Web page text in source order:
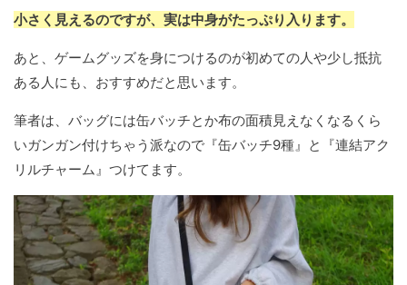
小さく見えるのですが、実は中身がたっぷり入ります。
あと、ゲームグッズを身につけるのが初めての人や少し抵抗
ある人にも、おすすめだと思います。
筆者は、バッグには缶バッチとか布の面積見えなくなるくら
いガンガン付けちゃう派なので『缶バッチ9種』と『連結アク
リルチャーム』つけてます。